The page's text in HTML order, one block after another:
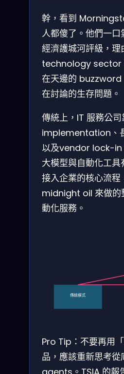
幹，看到
人都傻了。他們一
經濟護城河評級，
technology sector
在天邊的 buzzword
在討論的生存問題。
傳統上，IT 服務公
implementation、
以及vendor lock-in
大模型與自動化工
接入企業的核心流
midnight oil 來做的
動化服務。
傳統模式
Pro Tip：不要再用
品，應該重新思考